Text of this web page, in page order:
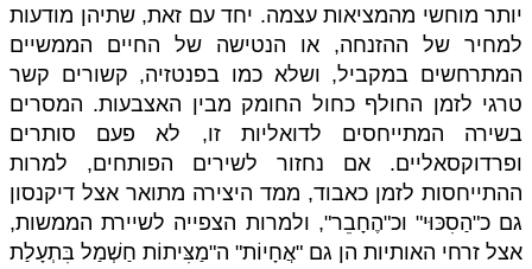
יותר מוחשי מהמציאות עצמה. יחד עם זאת, שתיהן מודעות
למחיר של ההזנחה, או הנטישה של החיים הממשיים
המתרחשים במקביל, ושלא כמו בפנטזיה, קשורים קשר
טרגי לזמן החולף כחול החומק מבין האצבעות. המסרים
בשירה המתייחסים לדואליות זו, לא פעם סותרים
ופרדוקסאליים. אם נחזור לשירים הפותחים, למרות
ההתייחסות לזמן כאבוד, ממד היצירה מתואר אצל דיקנסון
גם כ"הַסִכּוּי" וכ"הֶחָבֵר", ולמרות הצפייה לשיירת הממשות,
אצל זרחי האותיות הן גם "אֲחָיוֹת" ה"מַצִּיתוֹת חַשְׁמַל בִּתְעָלַת